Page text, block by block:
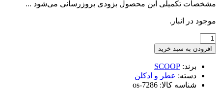
مشخصات تکمیلی این محصول بزودی بروزرسانی می‌شود ...
موجود در انبار.
ادوپرفیوم
اسکوپ
مدل
REGIO
حجم
30میلی
افزودن به سبد خرید
برند: SCOOP
دسته: عطر و ادکلن
شناسه کالا: os-7286